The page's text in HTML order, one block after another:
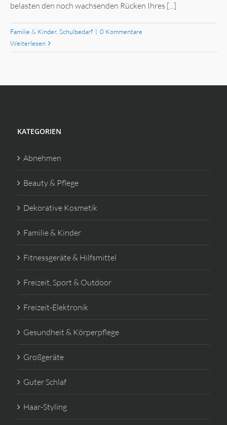
belasten den noch wachsenden Rücken Ihres [...]
Familie & Kinder, Schulbedarf | 0 Kommentare
Weiterlesen
KATEGORIEN
Abnehmen
Beauty & Pflege
Dekorative Kosmetik
Familie & Kinder
Fitnessgeräte & Hilfsmittel
Freizeit, Sport & Outdoor
Freizeit-Elektronik
Gesundheit & Körperpflege
Großgeräte
Guter Schlaf
Haar-Styling